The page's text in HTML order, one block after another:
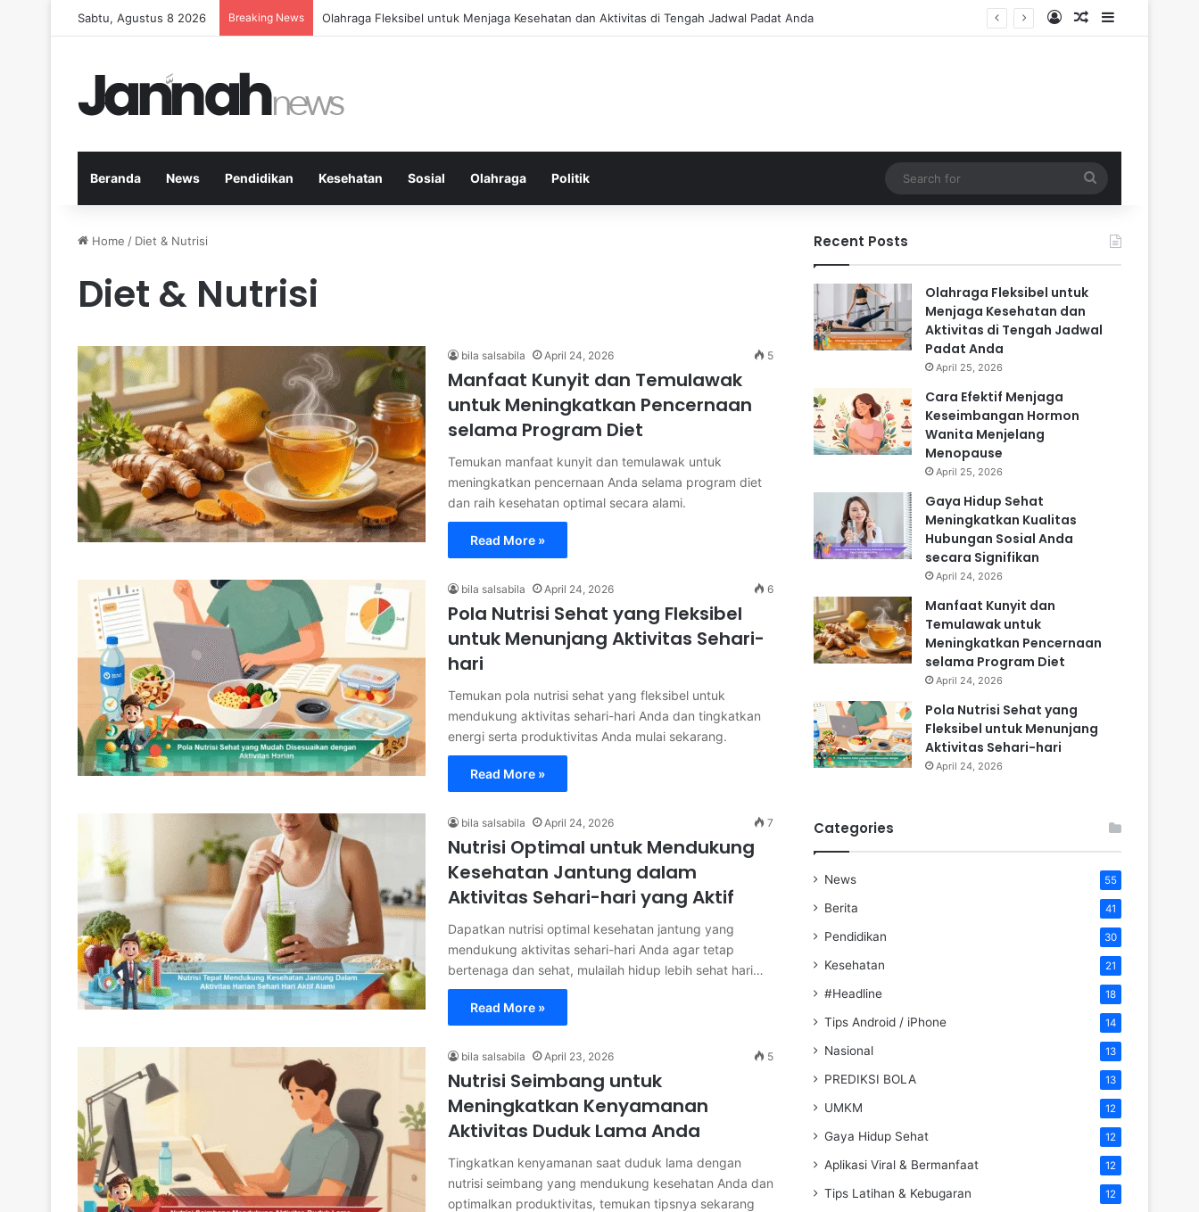
Sabtu, Agustus 8 2026 Breaking News Cara Efektif Menjaga Keseimbangan Hormon Wanita Menjelang Menopause Log InRandom Article
Sidebar
Beranda News Pendidikan Kesehatan Sosial Olahraga Politik
for
Home / Diet & Nutrisi
Diet & Nutrisi
bila salsabila April 24, 2026 5
Manfaat Kunyit dan Temulawak
untuk Meningkatkan Pencernaan
selama Program Diet
Temukan manfaat kunyit dan temulawak untuk
meningkatkan pencernaan Anda selama program diet
dan raih kesehatan optimal secara alami.
Read More »
bila salsabila April 24, 2026 6
Pola Nutrisi Sehat yang Fleksibel
untuk Menunjang Aktivitas Sehari-
hari
Temukan pola nutrisi sehat yang fleksibel untuk
mendukung aktivitas sehari-hari Anda dan tingkatkan
energi serta produktivitas Anda mulai sekarang.
Read More »
bila salsabila April 24, 2026 7
Nutrisi Optimal untuk Mendukung
Kesehatan Jantung dalam
Aktivitas Sehari-hari yang Aktif
Dapatkan nutrisi optimal kesehatan jantung yang
mendukung aktivitas sehari-hari Anda agar tetap
bertenaga dan sehat, mulailah hidup lebih sehat hari…
Read More »
bila salsabila April 23, 2026 5
Nutrisi Seimbang untuk
Meningkatkan Kenyamanan
Aktivitas Duduk Lama Anda
Tingkatkan kenyamanan saat duduk lama dengan
nutrisi seimbang yang mendukung kesehatan Anda dan
optimalkan produktivitas, temukan tipsnya sekarang
Recent Posts
Olahraga Fleksibel untuk
Menjaga Kesehatan dan
Aktivitas di Tengah Jadwal
Padat Anda
April 25, 2026
Cara Efektif Menjaga
Keseimbangan Hormon
Wanita Menjelang
Menopause
April 25, 2026
Gaya Hidup Sehat
Meningkatkan Kualitas
Hubungan Sosial Anda
secara Signifikan
April 24, 2026
Manfaat Kunyit dan
Temulawak untuk
Meningkatkan Pencernaan
selama Program Diet
April 24, 2026
Pola Nutrisi Sehat yang
Fleksibel untuk Menunjang
Aktivitas Sehari-hari
April 24, 2026
Categories
News 55
Berita 41
Pendidikan 30
Kesehatan 21
#Headline 18
Tips Android / iPhone 14
Nasional 13
PREDIKSI BOLA 13
UMKM 12
Gaya Hidup Sehat 12
Aplikasi Viral & Bermanfaat 12
Tips Latihan & Kebugaran 12